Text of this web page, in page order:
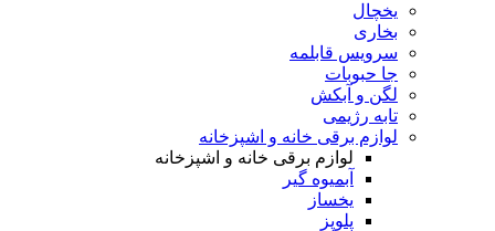
یخچال
بخاری
سرویس قابلمه
جا حبوبات
لگن و آبکش
تابه رژیمی
لوازم برقی خانه و اشپزخانه
لوازم برقی خانه و اشپزخانه
آبمیوه گیر
یخساز
پلوپز